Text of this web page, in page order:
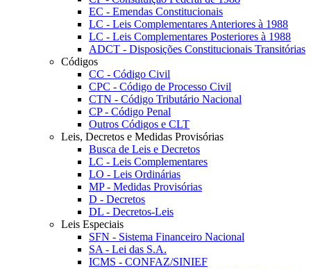
EC - Emendas Constitucionais
LC - Leis Complementares Anteriores à 1988
LC - Leis Complementares Posteriores à 1988
ADCT - Disposições Constitucionais Transitórias
Códigos
CC - Código Civil
CPC - Código de Processo Civil
CTN - Código Tributário Nacional
CP - Código Penal
Outros Códigos e CLT
Leis, Decretos e Medidas Provisórias
Busca de Leis e Decretos
LC - Leis Complementares
LO - Leis Ordinárias
MP - Medidas Provisórias
D - Decretos
DL - Decretos-Leis
Leis Especiais
SFN - Sistema Financeiro Nacional
SA - Lei das S.A.
ICMS - CONFAZ/SINIEF